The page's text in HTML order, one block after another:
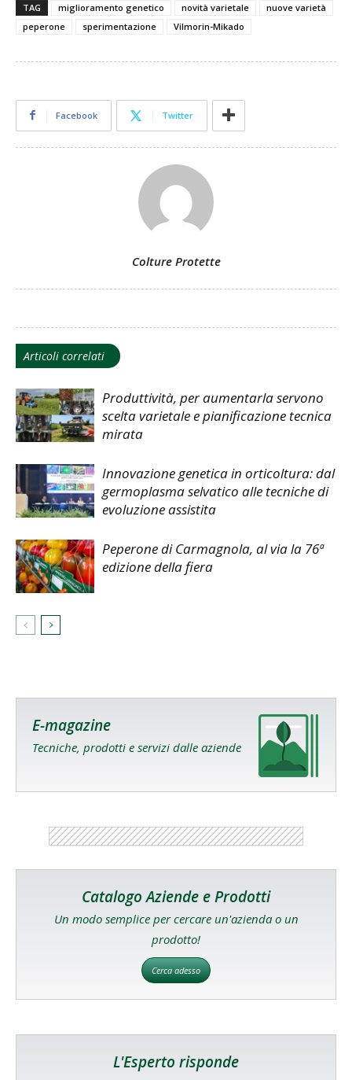
TAG miglioramento genetico novità varietale
nuove varietà
peperone
sperimentazione Vilmorin-Mikado
Facebook Twitter
Colture Protette
Articoli correlati
Produttività, per aumentarla servono
scelta varietale e pianificazione tecnica
mirata
Innovazione genetica in orticoltura: dal
germoplasma selvatico alle tecniche di
evoluzione assistita
Peperone di Carmagnola, al via la 76ª
edizione della fiera
E-magazine
Tecniche, prodotti e servizi dalle aziende
Catalogo Aziende e Prodotti
Un modo semplice per cercare un'azienda o un
prodotto!
Cerca adesso
L'Esperto risponde